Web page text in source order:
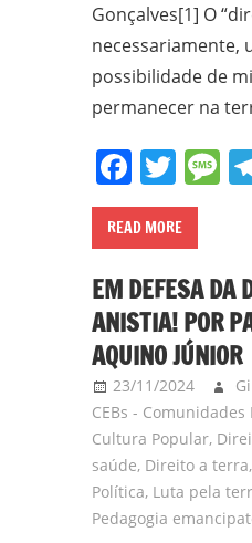
Gonçalves[1] O
necessariamente,
possibilidade de
permanecer na
READ MORE
EM DEFESA DA
ANISTIA! POR
AQUINO JÚNIOR
23/11/2024
CEBs - Comunidades
Cultura Popular,
saúde, Direito a terra,
Política, Luta pela
Pedagogia